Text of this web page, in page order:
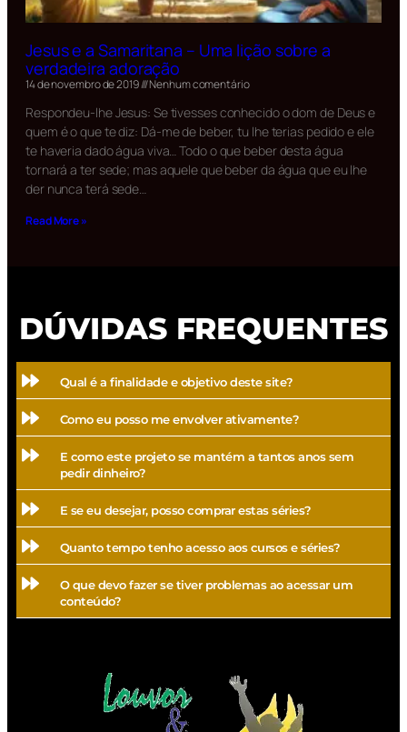
Jesus e a Samaritana – Uma lição sobre a
verdadeira adoração
14 de novembro de 2019 Nenhum comentário
Respondeu-lhe Jesus: Se tivesses conhecido o dom de Deus e
quem é o que te diz: Dá-me de beber, tu lhe terias pedido e ele
te haveria dado água viva… Todo o que beber desta água
tornará a ter sede; mas aquele que beber da água que eu lhe
der nunca terá sede…
Read More »
DÚVIDAS FREQUENTES
Qual é a finalidade e objetivo deste site?
Como eu posso me envolver ativamente?
E como este projeto se mantém a tantos anos sem
pedir dinheiro?
E se eu desejar, posso comprar estas séries?
Quanto tempo tenho acesso aos cursos e séries?
O que devo fazer se tiver problemas ao acessar um
conteúdo?